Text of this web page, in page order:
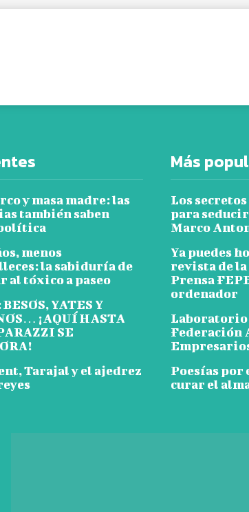
y masa madre: las
también saben
menos
la sabiduría de
al tóxico a paseo
YATES Y
¡AQUÍ HASTA
SE
Tarajal y el ajedrez
Más
Los
para
Marco
Ya puedes
revista de
Prensa
ordenador
Laboratorio
Federación
Poesías por
curar el